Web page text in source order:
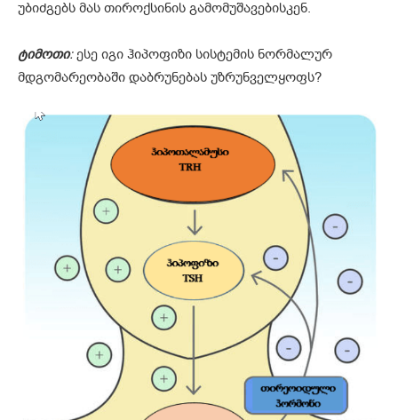
უბიძგებს მას თიროქსინის გამომუშავებისკენ.
ტიმოთი:ესე იგი ჰიპოფიზი სისტემის ნორმალურ
მდგომარეობაში დაბრუნებას უზრუნველყოფს?